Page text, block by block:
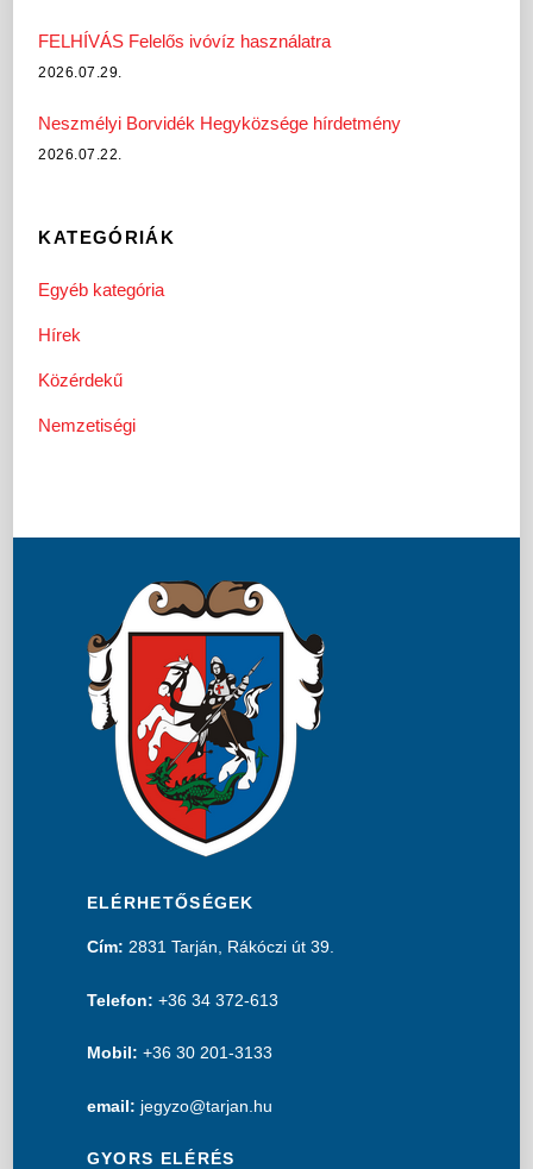
FELHÍVÁS Felelős ivóvíz használatra
2026.07.29.
Neszmélyi Borvidék Hegyközsége hírdetmény
2026.07.22.
KATEGÓRIÁK
Egyéb kategória
Hírek
Közérdekű
Nemzetiségi
ELÉRHETŐSÉGEK
Cím: 2831 Tarján, Rákóczi út 39.
Telefon: +36 34 372-613
Mobil: +36 30 201-3133
email: jegyzo@tarjan.hu
GYORS ELÉRÉS